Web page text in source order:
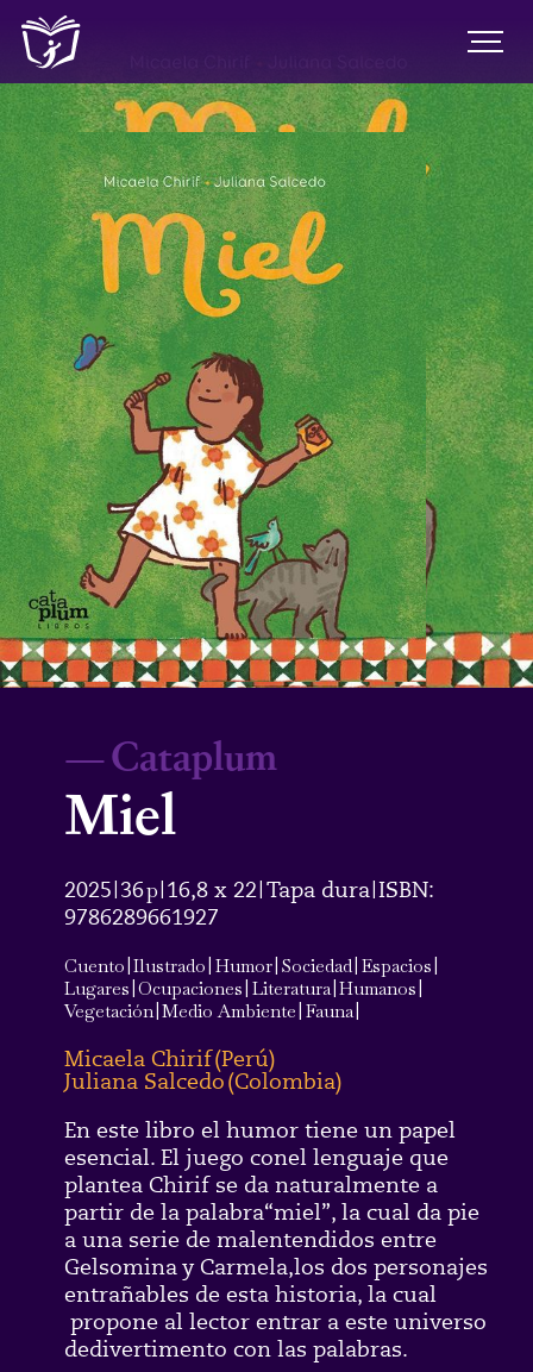
—Cataplum
Miel
2025 36p 16,8 x 22 Tapa dura ISBN:
9786289661927
Cuento Ilustrado Humor Sociedad Espacios
Lugares Ocupaciones Literatura Humanos
Vegetación Medio Ambiente Fauna
Micaela Chirif(Perú)
Juliana Salcedo(Colombia)
En este libro el humor tiene un papel
esencial. El juego conel lenguaje que
plantea Chirif se da naturalmente a
partir de la palabra“miel”, la cual da pie
a una serie de malentendidos entre
Gelsomina y Carmela,los dos personajes
entrañables de esta historia, la cual
propone al lector entrar a este universo
dedivertimento con las palabras.